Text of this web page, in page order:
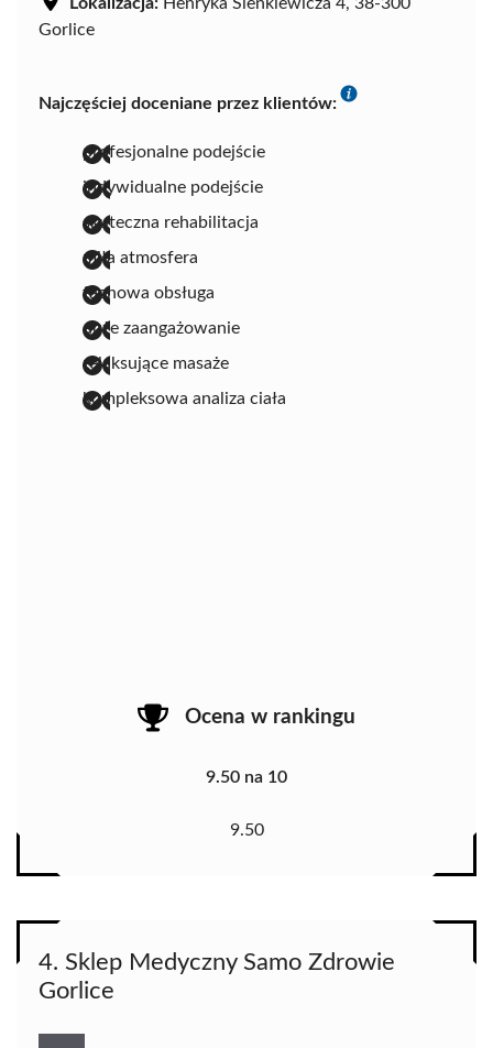
Gorlice
Najczęściej doceniane przez klientów:
profesjonalne podejście
indywidualne podejście
skuteczna rehabilitacja
miła atmosfera
fachowa obsługa
duże zaangażowanie
relaksujące masaże
kompleksowa analiza ciała
Ocena w rankingu
9.50 na 10
9.50
4. Sklep Medyczny Samo Zdrowie
Gorlice